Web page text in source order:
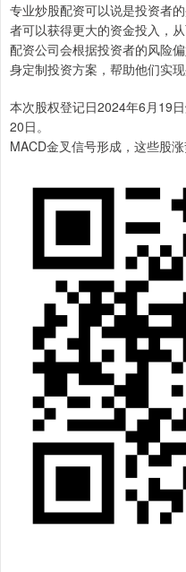
专业炒股配资可以说是投资者
者可以获得更大的资金投入，
配资公司会根据投资者的风险
身定制投资方案，帮助他们实现
本次股权登记日2024年6月19
20日。
MACD金叉信号形成，这些股涨